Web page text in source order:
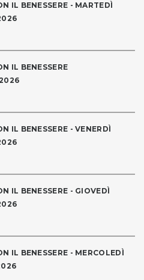
IL BENESSERE - MARTEDÌ
IL BENESSERE
IL BENESSERE - VENERDÌ
IL BENESSERE - GIOVEDÌ
IL BENESSERE - MERCOLEDÌ